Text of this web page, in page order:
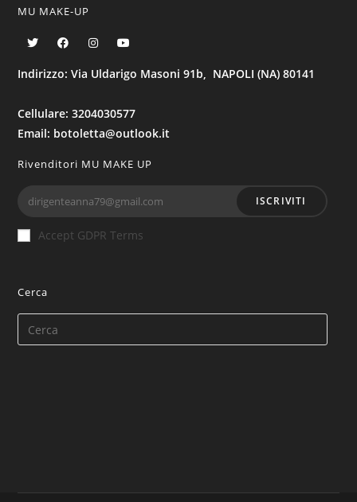
MU MAKE-UP
Indirizzo: Via Uldarigo Masoni 91b, NAPOLI (NA) 80141
Cellulare: 3204030577
Email: botoletta@outlook.it
Rivenditori MU MAKE UP
ISCRIVITI
Accept GDPR Terms
Cerca